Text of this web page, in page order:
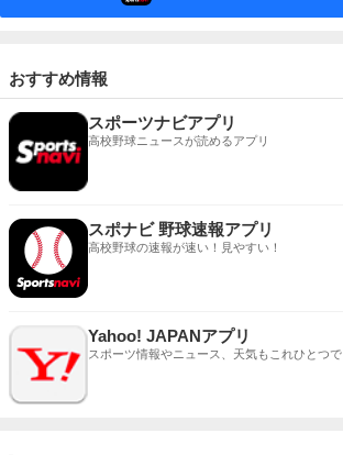
おすすめ情報
スポーツナビアプリ
高校野球ニュースが読めるアプリ
スポナビ 野球速報アプリ
高校野球の速報が速い！見やすい！
Yahoo! JAPANアプリ
スポーツ情報やニュース、天気もこれひとつで